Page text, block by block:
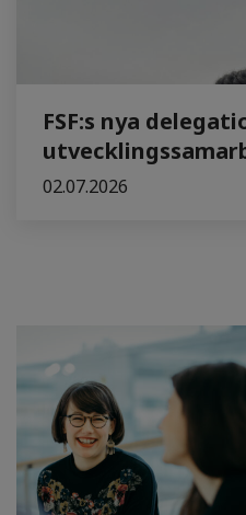
FSF:s nya
02.07.2026